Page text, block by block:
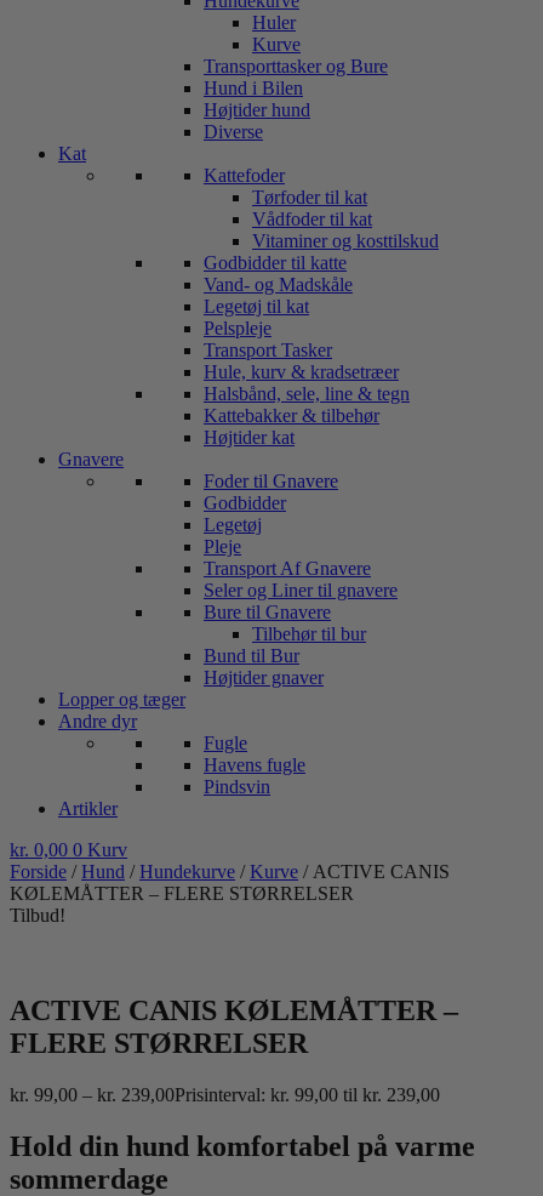
Huler
Kurve
Transporttasker og Bure
Hund i Bilen
Højtider hund
Diverse
Kat
Kattefoder
Tørfoder til kat
Vådfoder til kat
Vitaminer og kosttilskud
Godbidder til katte
Vand- og Madskåle
Legetøj til kat
Pelspleje
Transport Tasker
Hule, kurv & kradsetræer
Halsbånd, sele, line & tegn
Kattebakker & tilbehør
Højtider kat
Gnavere
Foder til Gnavere
Godbidder
Legetøj
Pleje
Transport Af Gnavere
Seler og Liner til gnavere
Bure til Gnavere
Tilbehør til bur
Bund til Bur
Højtider gnaver
Lopper og tæger
Andre dyr
Fugle
Havens fugle
Pindsvin
Artikler
kr. 0,00 0 Kurv
Forside /Hund /Hundekurve /Kurve / ACTIVE CANIS
KØLEMÅTTER – FLERE STØRRELSER
Tilbud!
ACTIVE CANIS KØLEMÅTTER –
FLERE STØRRELSER
kr. 99,00 – kr. 239,00Prisinterval: kr. 99,00 til kr. 239,00
Hold din hund komfortabel på varme
sommerdage